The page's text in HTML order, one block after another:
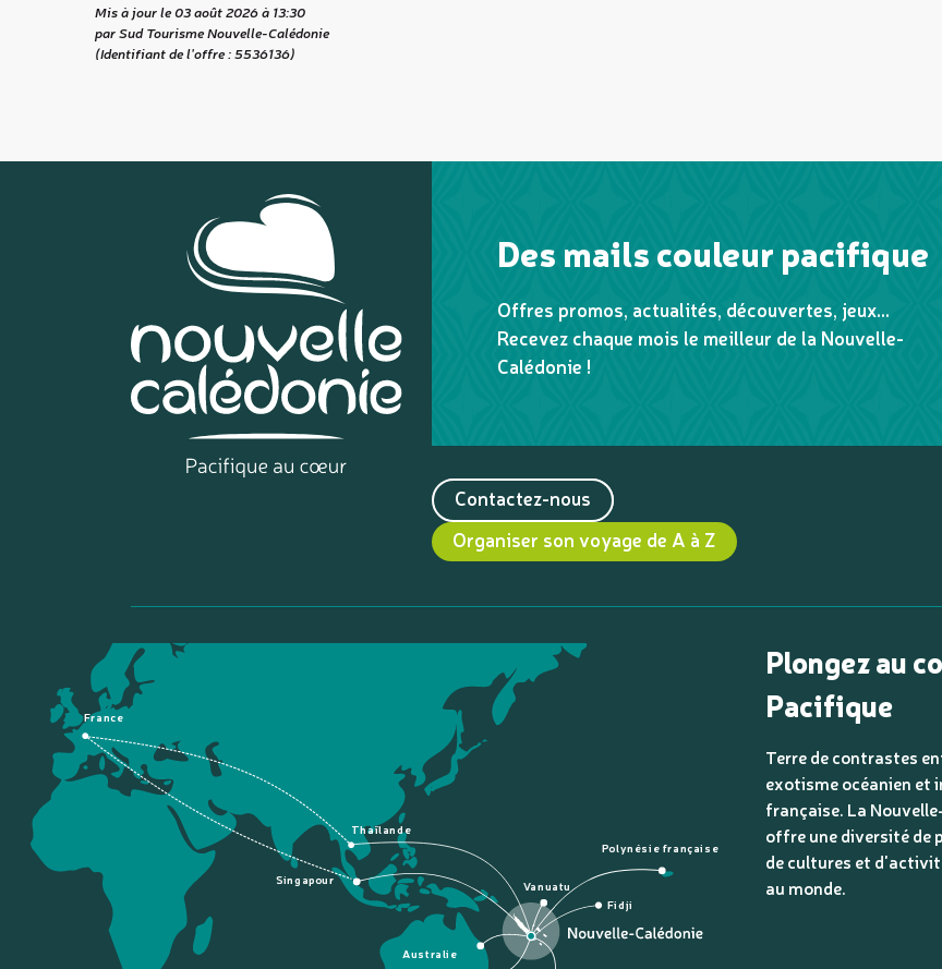
Mis à jour le 03 août 2026 à 13:30
par Sud Tourisme Nouvelle-Calédonie
(Identifiant de l'offre :5536136)
Des mails couleur pacifique
Offres promos, actualités, découvertes, jeux...
Recevez chaque mois le meilleur de la Nouvelle-
Calédonie !
Contactez-nous
Organiser son voyage de A à Z
France
Polynésie française
Fidji
Australie
Singapour
Thaïlande
Vanuatu
Plongez au
Pacifique
Terre de contrastes
exotisme océanien et
française. La
offre une diversité de
de cultures et
au monde.